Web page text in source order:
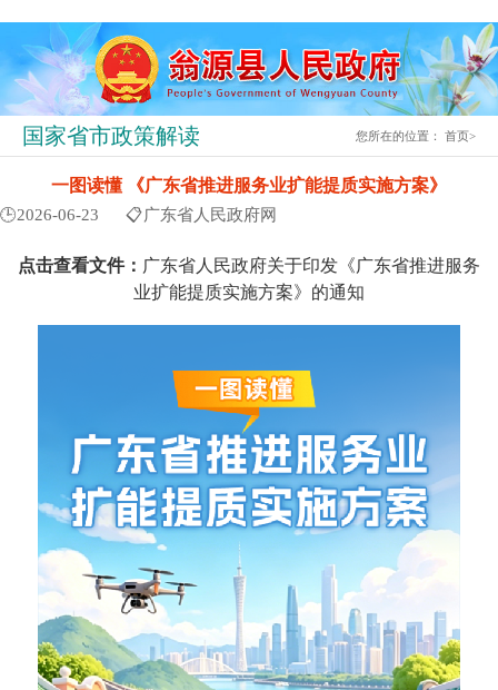
国家省市政策解读 您所在的位置：首页>
一图读懂 《广东省推进服务业扩能提质实施方案》
🕒2026-06-23 📋广东省人民政府网
点击查看文件： 广东省人民政府关于印发《广东省推进服务
业扩能提质实施方案》的通知